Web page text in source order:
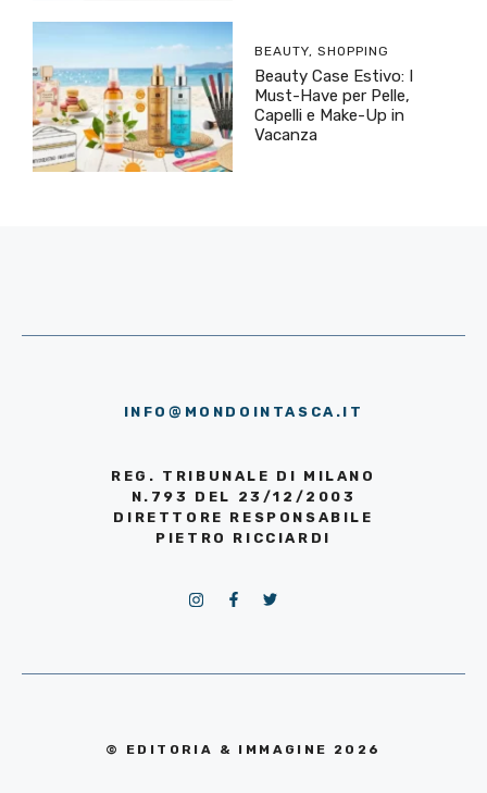
BEAUTY, SHOPPING
Beauty Case Estivo: I
Must-Have per Pelle,
Capelli e Make-Up in
Vacanza
INFO@MONDOINTASCA.IT
REG. TRIBUNALE DI MILANO
N.793 DEL 23/12/2003
DIRETTORE RESPONSABILE
PIETRO RICCIARDI
© EDITORIA & IMMAGINE 2026